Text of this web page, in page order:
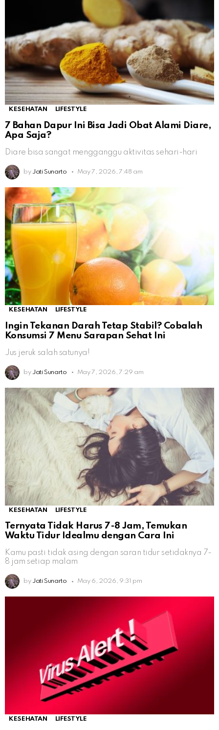
KESEHATAN LIFESTYLE
7 Bahan Dapur Ini Bisa Jadi Obat Alami Diare,
Apa Saja?
Diare bisa sangat mengganggu aktivitas sehari-hari
by Jati Sunarto May 7, 2026, 7:48 am
KESEHATAN LIFESTYLE
Ingin Tekanan Darah Tetap Stabil? Cobalah
Konsumsi 7 Menu Sarapan Sehat Ini
Jus jeruk salah satunya!
by Jati Sunarto May 7, 2026, 7:29 am
KESEHATAN LIFESTYLE
Ternyata Tidak Harus 7-8 Jam, Temukan
Waktu Tidur Idealmu dengan Cara Ini
Kamu pasti tidak asing dengan saran tidur setidaknya 7-
8 jam setiap malam
by Jati Sunarto May 6, 2026, 9:31 pm
KESEHATAN LIFESTYLE